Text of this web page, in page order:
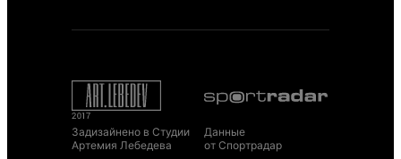
Задизайнено в Студии
Артемия Лебедева
Данные
от Спортрадар